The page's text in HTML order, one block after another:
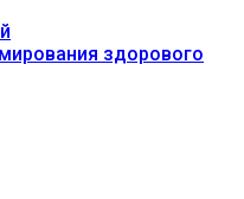
здорового